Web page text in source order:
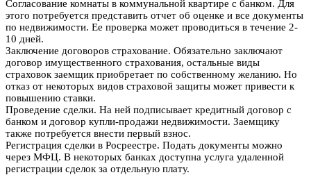
Согласование комнаты в коммунальной квартире с банком. Для
этого потребуется представить отчет об оценке и все документы
по недвижимости. Ее проверка может проводиться в течение 2-
10 дней.
Заключение договоров страхование. Обязательно заключают
договор имущественного страхования, остальные виды
страховок заемщик приобретает по собственному желанию. Но
отказ от некоторых видов страховой защиты может привести к
повышению ставки.
Проведение сделки. На ней подписывает кредитный договор с
банком и договор купли-продажи недвижимости. Заемщику
также потребуется внести первый взнос.
Регистрация сделки в Росреестре. Подать документы можно
через МФЦ. В некоторых банках доступна услуга удаленной
регистрации сделок за отдельную плату.